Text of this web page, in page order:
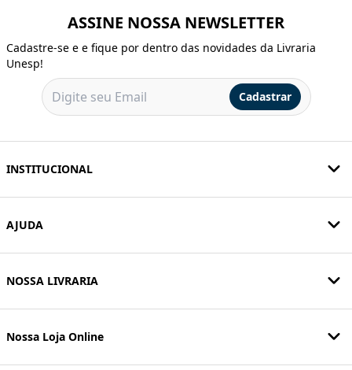
ASSINE NOSSA NEWSLETTER
Cadastre-se e e fique por dentro das novidades da Livraria
Unesp!
Cadastrar
INSTITUCIONAL
AJUDA
NOSSA LIVRARIA
Nossa Loja Online